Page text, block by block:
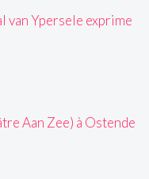
van Ypersele exprime
Aan Zee) à Ostende